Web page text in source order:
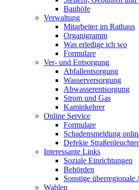
Bauhöfe
Verwaltung
Mitarbeiter im Rathaus
Organigramm
Was erledige ich wo
Formulare
Ver- und Entsorgung
Abfallentsorgung
Wasserversorgung
Abwasserentsorgung
Strom und Gas
Kaminkehrer
Online Service
Formulare
Schadensmeldung
Defekte
Interessante Links
Soziale Einrichtungen
Behörden
Sonstige überregionale
Wahlen